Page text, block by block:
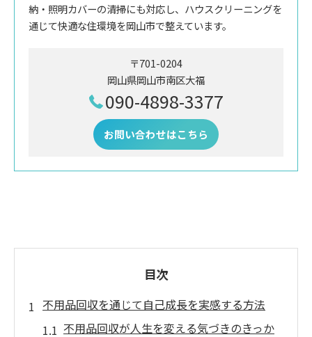
納・照明カバーの清掃にも対応し、ハウスクリーニングを
通じて快適な住環境を岡山市で整えています。
〒701-0204
岡山県岡山市南区大福
090-4898-3377
お問い合わせはこちら
目次
不用品回収を通じて自己成長を実感する方法
不用品回収が人生を変える気づきのきっか